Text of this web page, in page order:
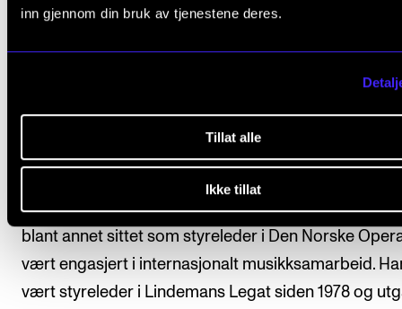
inn gjennom din bruk av tjenestene deres.
Tillat alle
Ikke tillat
musikkhøgskole 1973–1991. Solbu var direktør for
jubileet 1993, direktør for Rikskonsertene
dekan ved Kunsthøgskolen i Oslo 2008–2011. Han
blant annet sittet som styreleder i Den Norske
vært engasjert i internasjonalt musikksamarbeid.
vært styreleder i Lindemans Legat siden 1978 og